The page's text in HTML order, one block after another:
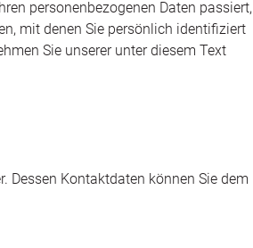
personenbezogenen Daten passiert,
mit denen Sie persönlich identifiziert
Sie unserer unter diesem Text
Dessen Kontaktdaten können Sie dem